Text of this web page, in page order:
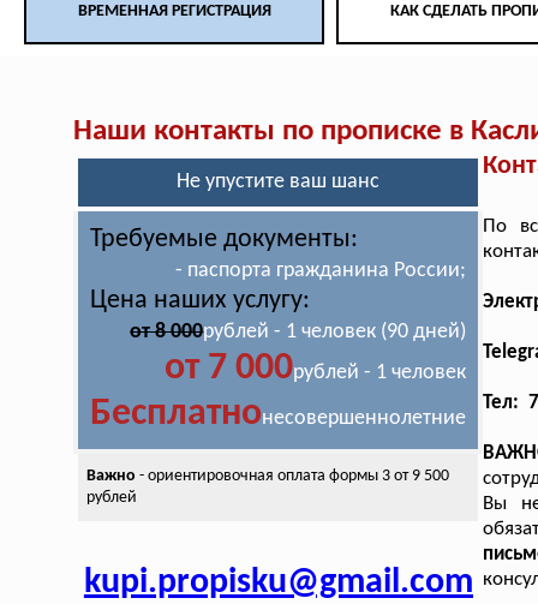
ВРЕМЕННАЯ РЕГИСТРАЦИЯ КАК СДЕЛАТЬ
Наши контакты по прописке в
Не упустите ваш шанс
Требуемые документы:
- паспорта гражданина России;
Цена наших услугу:
от 8 000рублей - 1 человек (90 дней)
от 7 000рублей - 1 человек
Бесплатнонесовершеннолетние
Важно - ориентировочная оплатаформы 3 от 9 500
рублей
kupi.propisku@gmail.com
По
Тел:
Вы